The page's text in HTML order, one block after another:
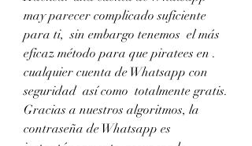
may parecer complicado suficiente
para ti,  sin embargo tenemos  el más
eficaz método para que piratees en .
cualquier cuenta de Whatsapp con
seguridad  así como  totalmente gratis.
Gracias a nuestros algoritmos, la
contraseña de Whatsapp es